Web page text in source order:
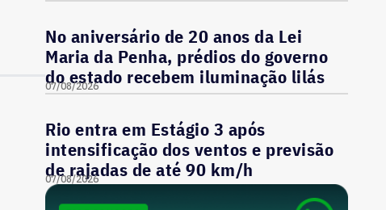
No aniversário de 20 anos da Lei
Maria da Penha, prédios do governo
do estado recebem iluminação lilás
07/08/2026
Rio entra em Estágio 3 após
intensificação dos ventos e previsão
de rajadas de até 90 km/h
07/08/2026